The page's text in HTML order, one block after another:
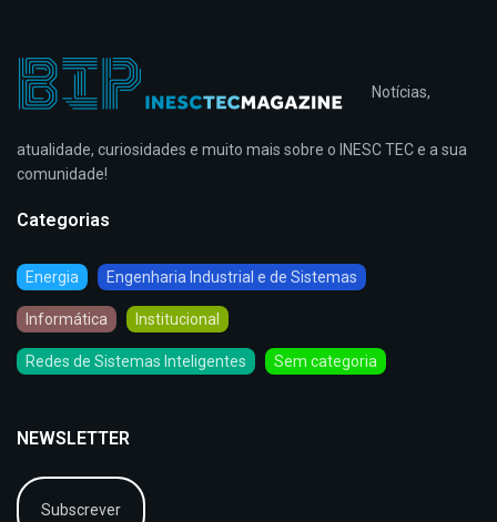
Notícias,
atualidade, curiosidades e muito mais sobre o INESC TEC e a sua
comunidade!
Categorias
Energia Engenharia Industrial e de Sistemas
Informática Institucional
Redes de Sistemas Inteligentes Sem categoria
NEWSLETTER
Subscrever